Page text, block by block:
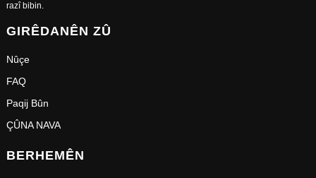
razî bibin.
GIRÊDANÊN ZÛ
Nûçe
FAQ
Paqij Bûn
ÇÛNA NAVA
BERHEMÊN